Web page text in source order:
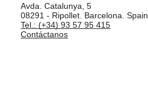
Avda. Catalunya, 5
08291 - Ripollet. Barcelona. Spain.
Tel.: (+34) 93 57 95 415
Contáctanos